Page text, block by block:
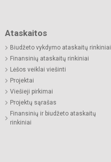
Ataskaitos
Biudžeto vykdymo ataskaitų rinkiniai
Finansinių ataskaitų rinkiniai
Lėšos veiklai viešinti
Projektai
Viešieji pirkimai
Projektų sąrašas
Finansinių ir biudžeto ataskaitų
rinkiniai